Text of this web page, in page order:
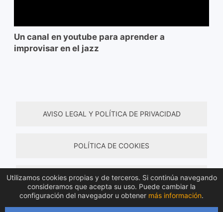
Un canal en youtube para aprender a
improvisar en el jazz
Utilizamos cookies propias y de terceros. Si continúa navegando
consideramos que acepta su uso. Puede cambiar la
configuración del navegador u obtener más información.
AVISO LEGAL Y POLÍTICA DE PRIVACIDAD
POLÍTICA DE COOKIES
TÉRMINOS Y CONDICIONES DE COMPRA
Todos los derechos reservados © 2026 Material de